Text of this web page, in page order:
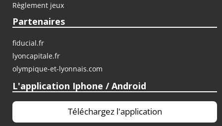
Règlement jeux
Partenaires
fiducial.fr
lyoncapitale.fr
olympique-et-lyonnais.com
L'application Iphone / Android
Téléchargez l'application